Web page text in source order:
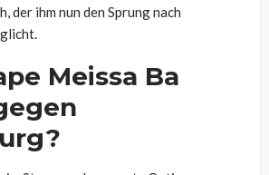
der ihm nun den Sprung nach
Meissa Ba